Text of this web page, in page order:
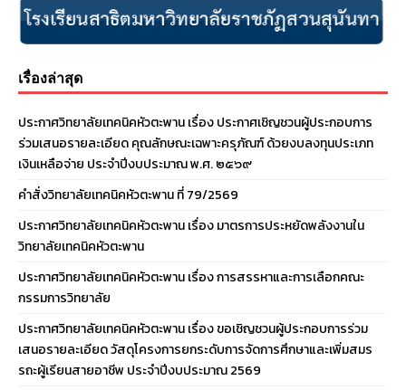
เรื่องล่าสุด
ประกาศวิทยาลัยเทคนิคหัวตะพาน เรื่อง ประกาศเชิญชวนผู้ประกอบการ
ร่วมเสนอรายละเอียด คุณลักษณะเฉพาะครุภัณฑ์ ด้วยงบลงทุนประเภท
เงินเหลือจ่าย ประจําปีงบประมาณ พ.ศ. ๒๕๖๙
คำสั่งวิทยาลัยเทคนิคหัวตะพาน ที่ 79/2569
ประกาศวิทยาลัยเทคนิคหัวตะพาน เรื่อง มาตรการประหยัดพลังงานใน
วิทยาลัยเทคนิคหัวตะพาน
ประกาศวิทยาลัยเทคนิคหัวตะพาน เรื่อง การสรรหาและการเลือกคณะ
กรรมการวิทยาลัย
ประกาศวิทยาลัยเทคนิคหัวตะพาน เรื่อง ขอเชิญชวนผู้ประกอบการร่วม
เสนอรายละเอียด วัสดุโครงการยกระดับการจัดการศึกษาและเพิ่มสมร
รถะผู้เรียนสายอาชีพ ประจำปีงบประมาณ 2569